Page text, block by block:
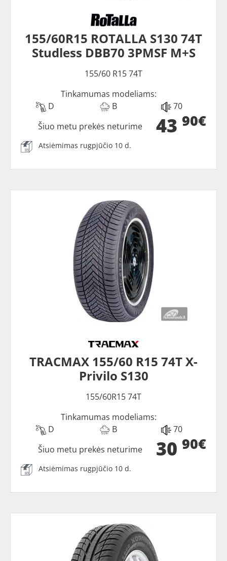
155/60R15 ROTALLA S130 74T
Studless DBB70 3PMSF M+S
155/60 R15 74T
Tinkamumas modeliams:
D
B 70
43 90€
Šiuo metu prekės neturime
Atsiėmimas rugpjūčio 10 d.
TRACMAX 155/60 R15 74T X-
Privilo S130
155/60R15 74T
Tinkamumas modeliams:
D
B 70
30 90€
Šiuo metu prekės neturime
Atsiėmimas rugpjūčio 10 d.